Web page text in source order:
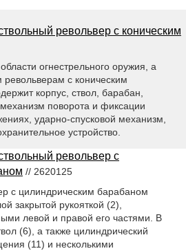
револьвер с коническим
огнестрельного оружия, а
с коническим
корпус, ствол, барабан,
поворота и фиксации
ударно-спусковой механизм,
устройство.
револьвер с
// 2620125
с цилиндрическим барабаном
закрытой рукояткой (2),
левой и правой его частями. В
(6), а также цилиндрический
(11) и несколькими